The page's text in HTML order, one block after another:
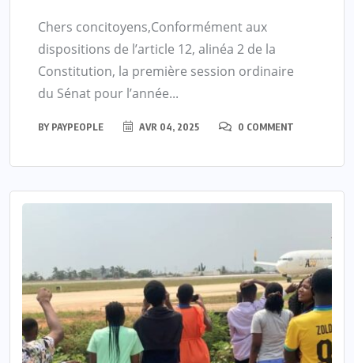
Chers concitoyens,Conformément aux
dispositions de l’article 12, alinéa 2 de la
Constitution, la première session ordinaire
du Sénat pour l’année...
BY PAYPEOPLE AVR 04, 2025 0 COMMENT